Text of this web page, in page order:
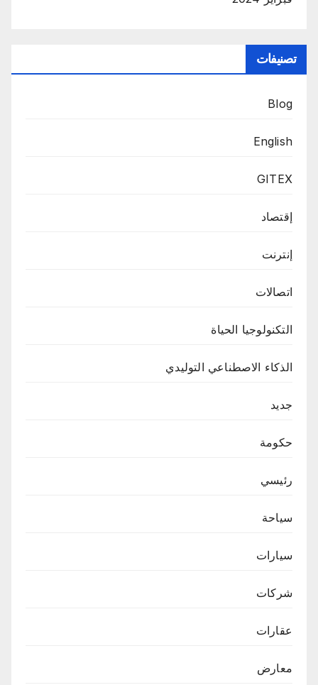
تصنيفات
Blog
English
GITEX
إقتصاد
إنترنت
اتصالات
التكنولوجيا الحياة
الذكاء الاصطناعي التوليدي
جديد
حكومة
رئيسي
سياحة
سيارات
شركات
عقارات
معارض